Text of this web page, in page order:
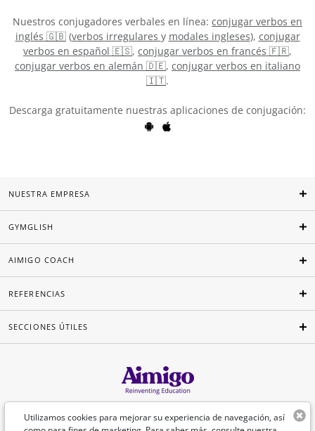
Nuestros conjugadores verbales en línea: conjugar verbos en
inglés 🇬🇧(verbos irregulares y modales ingleses), conjugar
verbos en español 🇪🇸, conjugar verbos en francés 🇫🇷,
conjugar verbos en alemán 🇩🇪, conjugar verbos en italiano
🇮🇹.
Descarga gratuitamente nuestras aplicaciones de conjugación:
Utilizamos cookies para mejorar su experiencia de navegación, así
NUESTRA EMPRESA
GYMGLISH
AIMIGO COACH
REFERENCIAS
SECCIONES ÚTILES
Español